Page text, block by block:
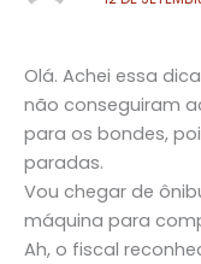
Olá. Achei essa
não conseguiram
para os bondes,
paradas.
Vou chegar de
máquina para
Ah, o fiscal